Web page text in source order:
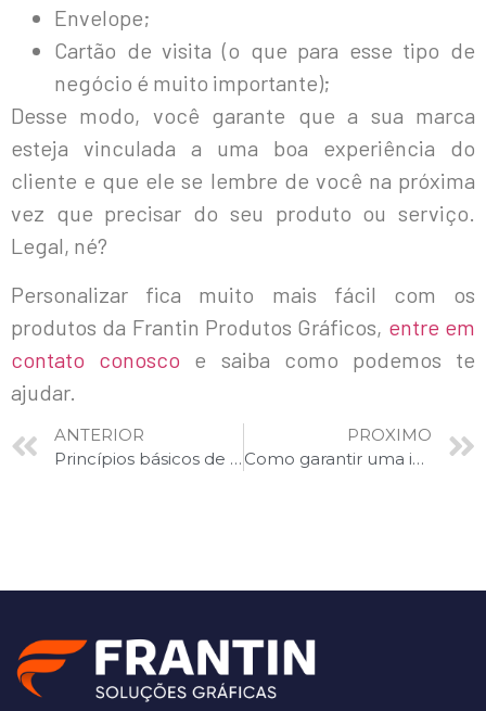
Envelope;
Cartão de visita (o que para esse tipo de
negócio é muito importante);
Desse modo, você garante que a sua marca
esteja vinculada a uma boa experiência do
cliente e que ele se lembre de você na próxima
vez que precisar do seu produto ou serviço.
Legal, né?
Personalizar fica muito mais fácil com os
produtos da Frantin Produtos Gráficos, entre em
contato conosco e saiba como podemos te
ajudar.
ANTERIOR
Princípios básicos de segurança – indústria gráfica
PROXIMO
Como garantir uma impressão de qualidade para suas peças gráficas?